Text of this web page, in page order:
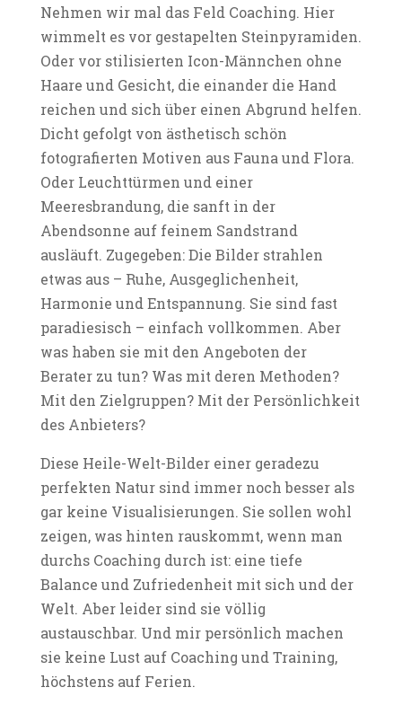
Nehmen wir mal das Feld Coaching. Hier
wimmelt es vor gestapelten Steinpyramiden.
Oder vor stilisierten Icon-Männchen ohne
Haare und Gesicht, die einander die Hand
reichen und sich über einen Abgrund helfen.
Dicht gefolgt von ästhetisch schön
fotografierten Motiven aus Fauna und Flora.
Oder Leuchttürmen und einer
Meeresbrandung, die sanft in der
Abendsonne auf feinem Sandstrand
ausläuft. Zugegeben: Die Bilder strahlen
etwas aus – Ruhe, Ausgeglichenheit,
Harmonie und Entspannung. Sie sind fast
paradiesisch – einfach vollkommen. Aber
was haben sie mit den Angeboten der
Berater zu tun? Was mit deren Methoden?
Mit den Zielgruppen? Mit der Persönlichkeit
des Anbieters?
Diese Heile-Welt-Bilder einer geradezu
perfekten Natur sind immer noch besser als
gar keine Visualisierungen. Sie sollen wohl
zeigen, was hinten rauskommt, wenn man
durchs Coaching durch ist: eine tiefe
Balance und Zufriedenheit mit sich und der
Welt. Aber leider sind sie völlig
austauschbar. Und mir persönlich machen
sie keine Lust auf Coaching und Training,
höchstens auf Ferien.